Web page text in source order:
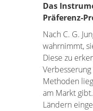
Das
Präferenz-
Nach C. G.
wahrnimmt,
Diese zu
Methoden
am Markt
Ländern